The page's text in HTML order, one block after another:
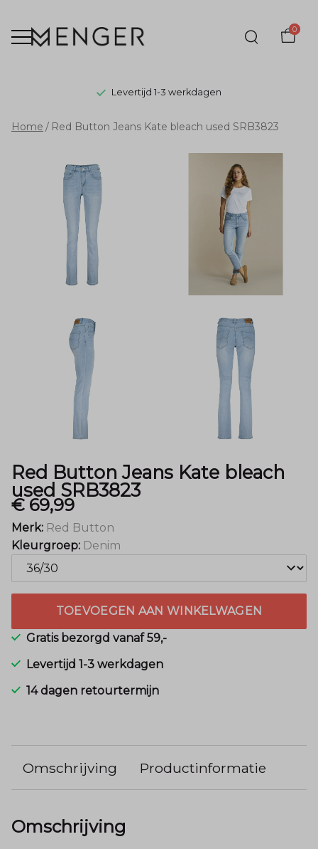
0
Levertijd 1-3 werkdagen
Red
Button
Jeans
Kate
bleach
used
SRB3823
Menger
Mode
Home Red Button Jeans Kate bleach used SRB3823
Red Button Jeans Kate bleach
used SRB3823
€ 69,99
Merk: Red Button
Kleurgroep: Denim
TOEVOEGEN AAN WINKELWAGEN
Gratis bezorgd vanaf 59,-
Levertijd 1-3 werkdagen
14 dagen retourtermijn
Omschrijving Productinformatie
Omschrijving